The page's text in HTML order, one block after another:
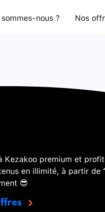
nous ? Nos
Kezakoo premium et
en illimité, à partir de
😎